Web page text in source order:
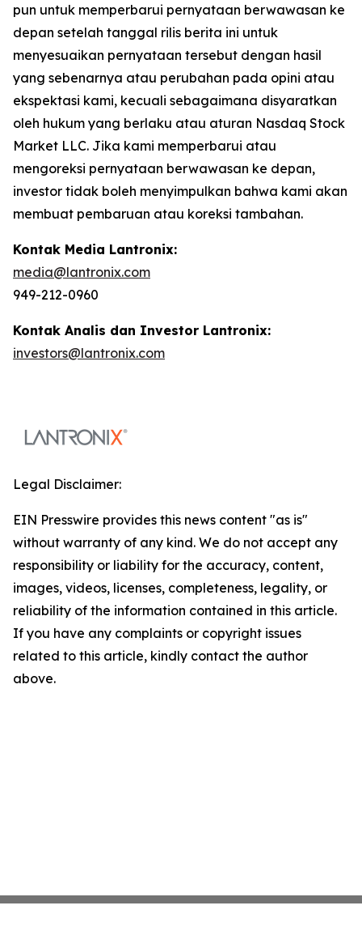
pun untuk memperbarui pernyataan berwawasan ke
depan setelah tanggal rilis berita ini untuk
menyesuaikan pernyataan tersebut dengan hasil
yang sebenarnya atau perubahan pada opini atau
ekspektasi kami, kecuali sebagaimana disyaratkan
oleh hukum yang berlaku atau aturan Nasdaq Stock
Market LLC. Jika kami memperbarui atau
mengoreksi pernyataan berwawasan ke depan,
investor tidak boleh menyimpulkan bahwa kami akan
membuat pembaruan atau koreksi tambahan.
Kontak Media Lantronix:
media@lantronix.com
949-212-0960
Kontak Analis dan Investor Lantronix:
investors@lantronix.com
Legal Disclaimer:
EIN Presswire provides this news content "as is"
without warranty of any kind. We do not accept any
responsibility or liability for the accuracy, content,
images, videos, licenses, completeness, legality, or
reliability of the information contained in this article.
If you have any complaints or copyright issues
related to this article, kindly contact the author
above.